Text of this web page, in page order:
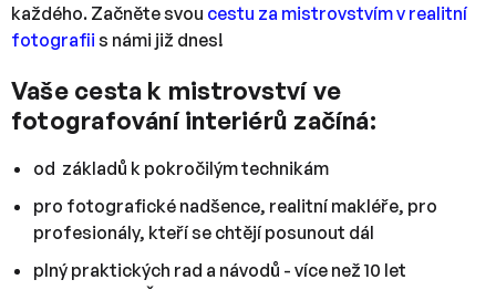
každého. Začněte svou cestu za mistrovstvím v realitní
fotografii s námi již dnes!
Vaše cesta k mistrovství ve
fotografování interiérů začíná:
od základů k pokročilým technikám
pro fotografické nadšence, realitní makléře, pro
profesionály, kteří se chtějí posunout dál
plný praktických rad a návodů - více než 10 let